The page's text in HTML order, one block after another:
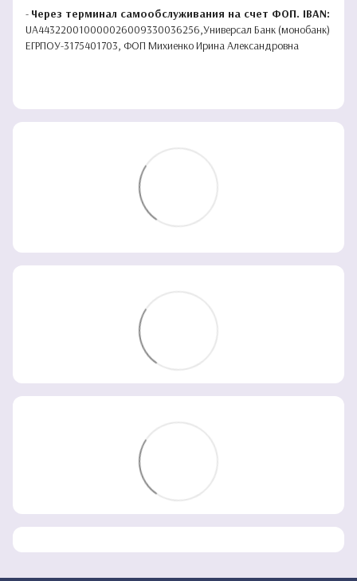
- Через терминал самообслуживания на счет ФОП. IBAN:
UA443220010000026009330036256,Универсал Банк (монобанк)
ЕГРПОУ-3175401703, ФОП Михиенко Ирина Александровна